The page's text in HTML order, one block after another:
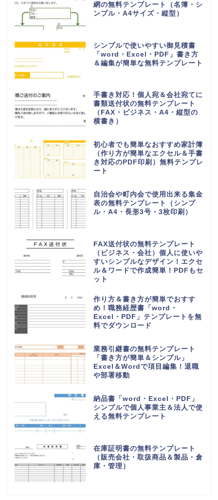
網の無料テンプレート（名簿・シ
ンプル・A4サイズ・縦型）
シンプルで使いやすい御見積書
「word・Excel・PDF」書き方
＆編集が簡単な無料テンプレート
手書き対応！個人宛＆会社宛てに
書類送付状の無料テンプレート
（FAX・ビジネス・A4・縦型の
横書き）
初心者でも簡単なおすすめ家計簿
（作り方が簡単なエクセル＆手書
き対応のPDF印刷）無料テンプレ
ート
自治会や町内会で使用出来る集金
表の無料テンプレート（シンプ
ル・A4・長形3号・3枚印刷）
FAX送付状の無料テンプレート
（ビジネス・会社）個人に使いや
すいシンプルなデザイン！エクセ
ル＆ワードで作成簡単！PDFもセ
ット
作り方＆書き方が簡単でおすす
め！職務経歴書「word・
Excel・PDF」テンプレートを無
料でダウンロード
業務引継書の無料テンプレート
「書き方が簡単＆シンプル」
Excel＆Wordで項目編集！退職
や部署移動
納品書「word・Excel・PDF」
シンプルで個人事業主＆法人で使
える無料テンプレート
在庫証明書の無料テンプレート
（販売会社・取扱商品＆製品・倉
庫・管理）